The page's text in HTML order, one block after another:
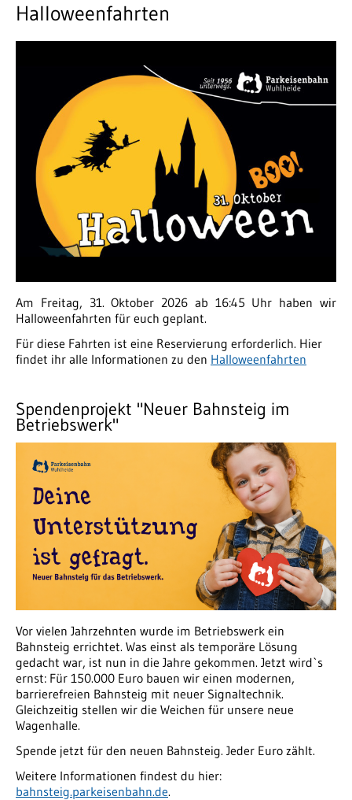
Halloweenfahrten
Am Freitag, 31. Oktober 2026 ab 16:45 Uhr haben wir
Halloweenfahrten für euch geplant.
Für diese Fahrten ist eine Reservierung erforderlich. Hier
findet ihr alle Informationen zu den Halloweenfahrten
Spendenprojekt "Neuer Bahnsteig im
Betriebswerk"
Vor vielen Jahrzehnten wurde im Betriebswerk ein
Bahnsteig errichtet. Was einst als temporäre Lösung
gedacht war, ist nun in die Jahre gekommen. Jetzt wird`s
ernst: Für 150.000 Euro bauen wir einen modernen,
barrierefreien Bahnsteig mit neuer Signaltechnik.
Gleichzeitig stellen wir die Weichen für unsere neue
Wagenhalle.
Spende jetzt für den neuen Bahnsteig. Jeder Euro zählt.
Weitere Informationen findest du hier:
bahnsteig.parkeisenbahn.de.